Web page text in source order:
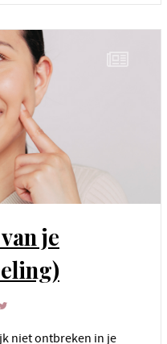
niet ontbreken in je